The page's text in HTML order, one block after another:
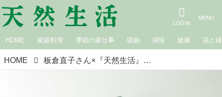
HOME 家庭料理 季節の家仕事 収納 掃除 健康 花と緑
HOME 板倉直子さん×『天然生活』 春夏のおしゃれに。コートにもなる「HAND ROOM WOMEN'S」テントラインワンピース